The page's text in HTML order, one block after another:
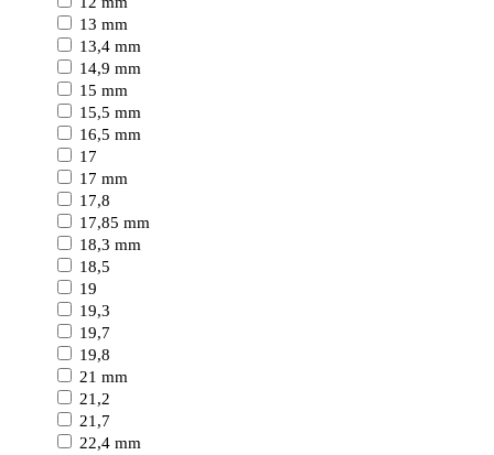
13 mm
13,4 mm
14,9 mm
15 mm
15,5 mm
16,5 mm
17
17 mm
17,8
17,85 mm
18,3 mm
18,5
19
19,3
19,7
19,8
21 mm
21,2
21,7
22,4 mm